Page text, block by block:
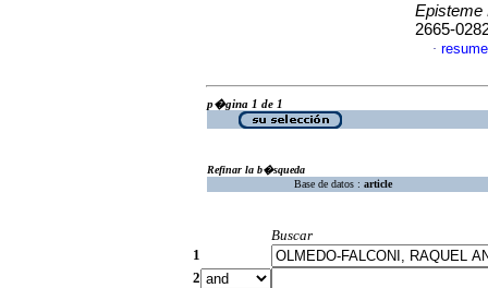
2665-
·
p�gina 1 de 1
Refinar la b�squeda
Base de datos : article
Buscar
1
2